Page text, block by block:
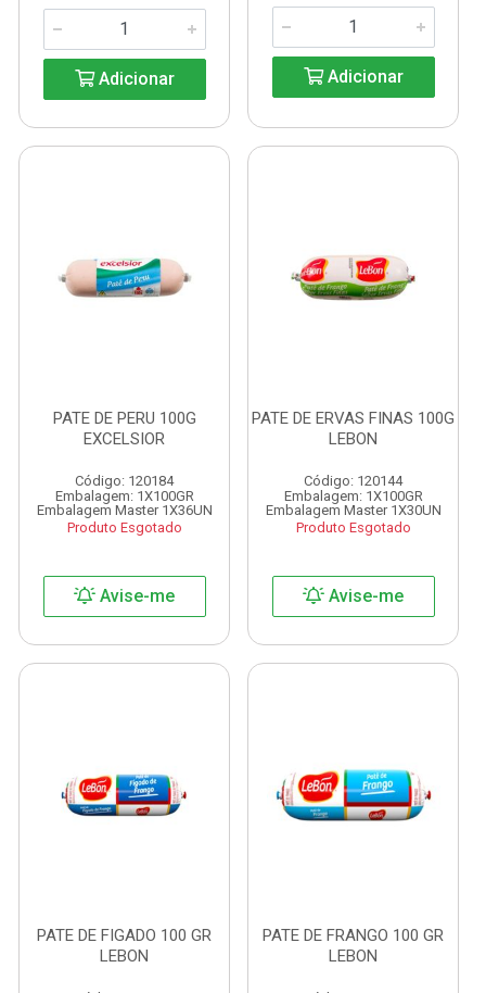
Adicionar Adicionar
PATE DE PERU 100G
EXCELSIOR
Código: 120184
Embalagem: 1X100GR
Embalagem Master 1X36UN
Produto Esgotado
Avise-me
PATE DE ERVAS FINAS 100G
LEBON
Código: 120144
Embalagem: 1X100GR
Embalagem Master 1X30UN
Produto Esgotado
Avise-me
PATE DE FIGADO 100 GR
LEBON
PATE DE FRANGO 100 GR
LEBON